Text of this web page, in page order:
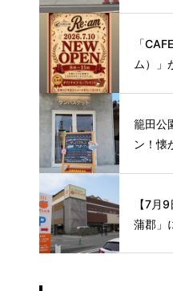
「
ム）」
籠田公
ン！懐
【7月
蒲郡」